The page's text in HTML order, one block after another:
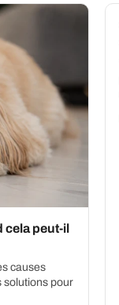
cela peut-il
causes
solutions pour